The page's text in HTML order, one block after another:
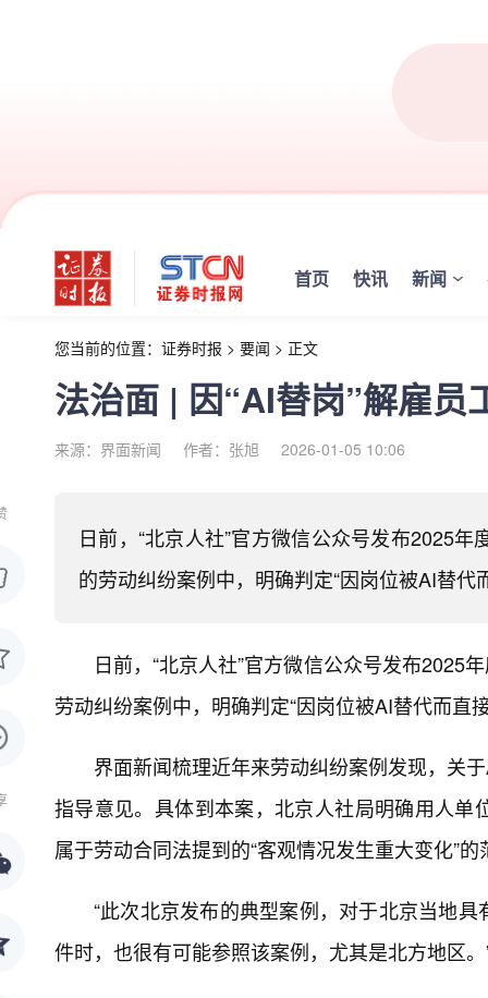
首页 快讯 新闻
您当前的位置： 证券时报 > 要闻 > 正文
法治面 | 因“AI替岗”解雇员
来源：界面新闻 作者：张旭 2026-01-05 10:06
日前，“北京人社”官方微信公众号发布2025
的劳动纠纷案例中，明确判定“因岗位被AI替代
日前，“北京人社”官方微信公众号发布2025
劳动纠纷案例中，明确判定“因岗位被AI替代而直
界面新闻梳理近年来劳动纠纷案例发现，关
指导意见。具体到本案，北京人社局明确用人
属于劳动合同法提到的“客观情况发生重大变化”的
“此次北京发布的典型案例，对于北京当地
件时，也很有可能参照该案例，尤其是北方地区